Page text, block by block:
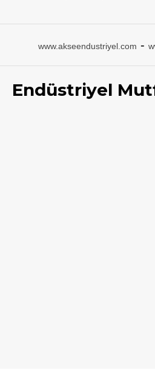
www.akseendustriyel.com -
Endüstriyel